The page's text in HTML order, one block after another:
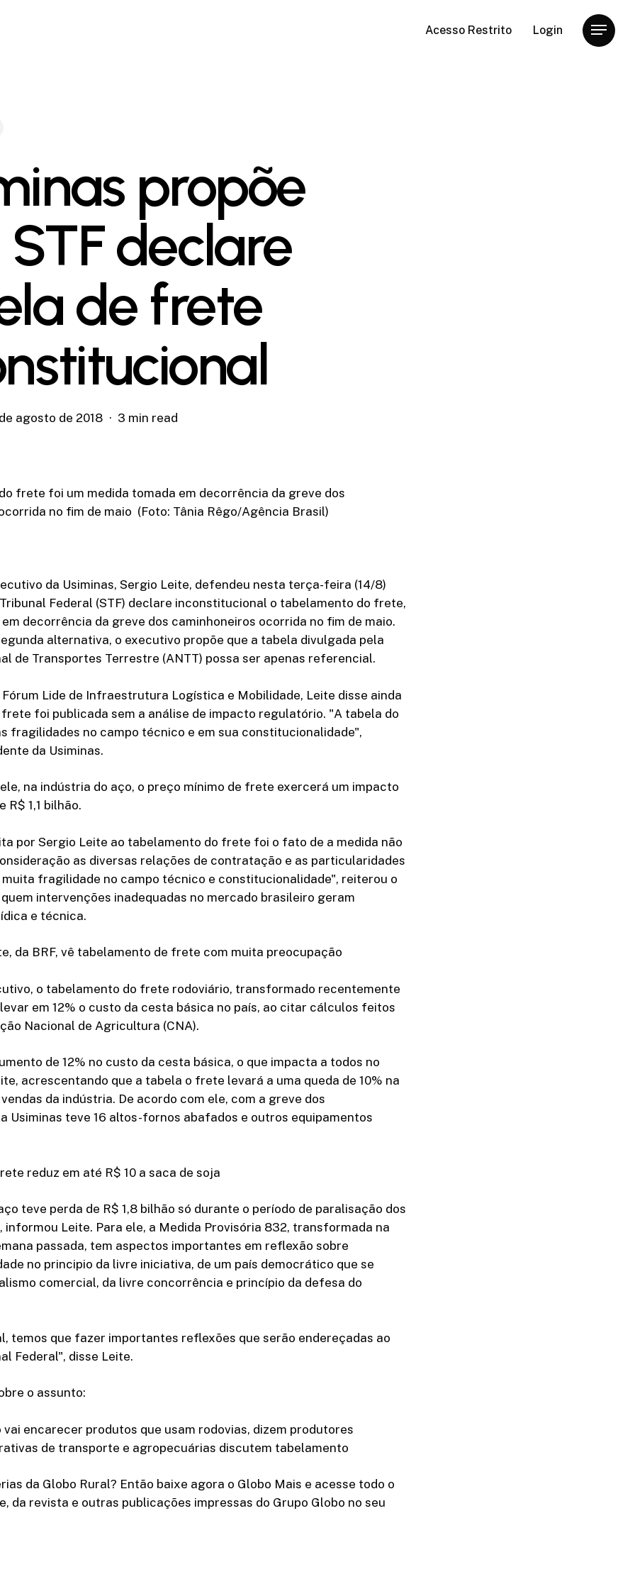
Acesso Restrito Login Menu
propõe
declare
de frete
agosto de 2018 3 min read
frete foi um medida tomada em decorrência da greve dos
no fim de maio (Foto: Tânia Rêgo/Agência Brasil)
da Usiminas, Sergio Leite, defendeu nesta terça-feira (14/8)
Federal (STF) declare inconstitucional o tabelamento do frete,
decorrência da greve dos caminhoneiros ocorrida no fim de maio.
alternativa, o executivo propõe que a tabela divulgada pela
de Transportes Terrestre (ANTT) possa ser apenas referencial.
Fórum Lide de Infraestrutura Logística e Mobilidade, Leite disse ainda
foi publicada sem a análise de impacto regulatório. "A tabela do
fragilidades no campo técnico e em sua constitucionalidade",
da Usiminas.
na indústria do aço, o preço mínimo de frete exercerá um impacto
R$ 1,1 bilhão.
por Sergio Leite ao tabelamento do frete foi o fato de a medida não
as diversas relações de contratação e as particularidades
muita fragilidade no campo técnico e constitucionalidade", reiterou o
intervenções inadequadas no mercado brasileiro geram
e técnica.
da BRF, vê tabelamento de frete com muita preocupação
o tabelamento do frete rodoviário, transformado recentemente
em 12% o custo da cesta básica no país, ao citar cálculos feitos
Nacional de Agricultura (CNA).
de 12% no custo da cesta básica, o que impacta a todos no
acrescentando que a tabela o frete levará a uma queda de 10% na
da indústria. De acordo com ele, com a greve dos
Usiminas teve 16 altos-fornos abafados e outros equipamentos
reduz em até R$ 10 a saca de soja
teve perda de R$ 1,8 bilhão só durante o período de paralisação dos
informou Leite. Para ele, a Medida Provisória 832, transformada na
passada, tem aspectos importantes em reflexão sobre
no principio da livre iniciativa, de um país democrático que se
comercial, da livre concorrência e princípio da defesa do
temos que fazer importantes reflexões que serão endereçadas ao
Federal", disse Leite.
o assunto:
vai encarecer produtos que usam rodovias, dizem produtores
de transporte e agropecuárias discutem tabelamento
da Globo Rural? Então baixe agora o Globo Mais e acesse todo o
da revista e outras publicações impressas do Grupo Globo no seu